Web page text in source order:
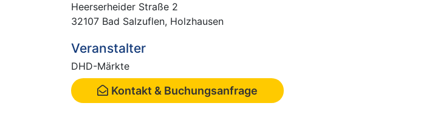
Heerserheider Straße 2
32107 Bad Salzuflen, Holzhausen
Veranstalter
DHD-Märkte
Kontakt & Buchungsanfrage